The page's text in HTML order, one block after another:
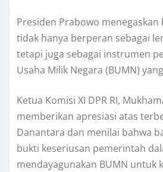
Presiden Prabowo menegaskan
tidak hanya berperan sebagai
tetapi juga sebagai instrumen
Usaha Milik Negara (BUMN)
Ketua Komisi XI DPR RI,
memberikan apresiasi atas
Danantara dan menilai bahwa
bukti keseriusan pemerintah
mendayagunakan BUMN untuk